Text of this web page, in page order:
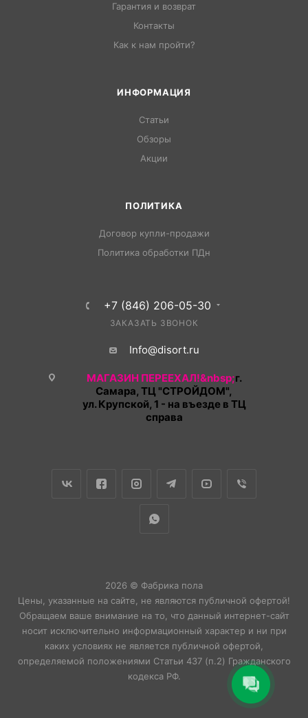
Гарантия и возврат
Контакты
Как к нам пройти?
ИНФОРМАЦИЯ
Статьи
Обзоры
Акции
ПОЛИТИКА
Договор купли-продажи
Политика обработки ПДн
+7 (846) 206-05-30
ЗАКАЗАТЬ ЗВОНОК
Info@disort.ru
МАГАЗИН ПЕРЕЕХАЛ!&nbsp;г.
Самара, ТЦ "СТРОЙДОМ",
ул. Крупской, 1 - на въезде в ТЦ
справа
2026 © Фабрика пола
Цены, указанные на сайте, не являются публичной офертой!
Обращаем ваше внимание на то, что данный интернет-сайт
носит исключительно информационный характер и ни при
каких условиях не является публичной офертой,
определяемой положениями Статьи 437 (п.2) Гражданского
кодекса РФ.